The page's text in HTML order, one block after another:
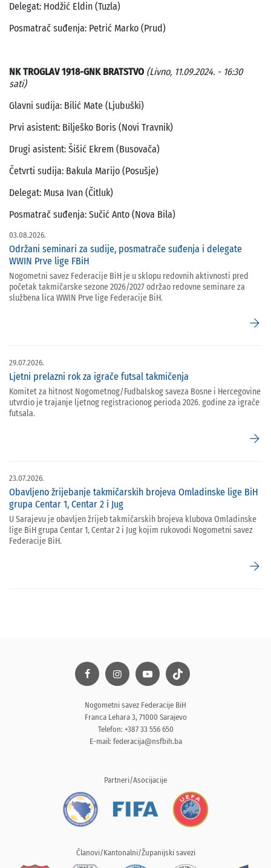
Delegat: Hodžić Eldin (Tuzla)
Posmatrač suđenja: Petrić Marko (Prud)
NK TROGLAV 1918-GNK BRATSTVO (Livno, 11.09.2024. - 16:30
sati)
Glavni sudija: Bilić Mate (Ljubuški)
Prvi asistent: Bilješko Boris (Novi Travnik)
Drugi asistent: Šišić Ekrem (Busovača)
Četvrti sudija: Bakula Marijo (Posušje)
Delegat: Musa Ivan (Čitluk)
Posmatrač suđenja: Sučić Anto (Nova Bila)
03.08.2026.
Održani seminari za sudije, posmatrače suđenja i delegate
WWIN Prve lige FBiH
Nogometni savez Federacije BiH je u sklopu redovnih aktivnosti pred
početak takmičarske sezone 2026/2027 održao redovne seminare za
službena lica WWIN Prve lige Federacije BiH.
arrow_forward
29.07.2026.
Ljetni prelazni rok za igrače futsal takmičenja
Komitet za hitnost Nogometnog/Fudbalskog saveza Bosne i Hercegovine
utvrdio je trajanje ljetnog registracionog perioda 2026. godine za igrače
futsala.
arrow_forward
23.07.2026.
Obavljeno žrijebanje takmičarskih brojeva Omladinske lige BiH
grupa Centar 1, Centar 2 i Jug
U Sarajevu je obavljen žrijeb takmičarskih brojeva klubova Omladinske
lige BiH grupa Centar 1, Centar 2 i Jug kojim rukovodi Nogometni savez
Federacije BiH.
arrow_forward
Nogometni savez Federacije BiH
Franca Lehara 3, 71000 Sarajevo
Telefon: +387 33 556 650
E-mail: federacija@nsfbih.ba
Partneri/Asocijacije
Članovi/Kantonalni/Županijski savezi